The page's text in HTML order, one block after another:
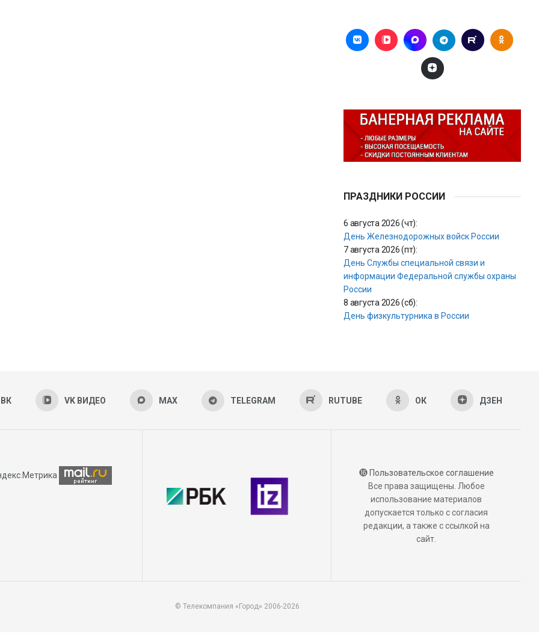
ПРАЗДНИКИ РОССИИ
6 августа 2026 (чт):
День Железнодорожных войск России
7 августа 2026 (пт):
День Службы специальной связи и
информации Федеральной службы охраны
России
8 августа 2026 (сб):
День физкультурника в России
ВК VK ВИДЕО MAX TELEGRAM RUTUBE ОК ДЗЕН
⓰Пользовательское соглашение
Все права защищены. Любое
использование материалов
допускается только с согласия
редакции, а также с ссылкой на
сайт.
© Телекомпания «Город» 2006-2026